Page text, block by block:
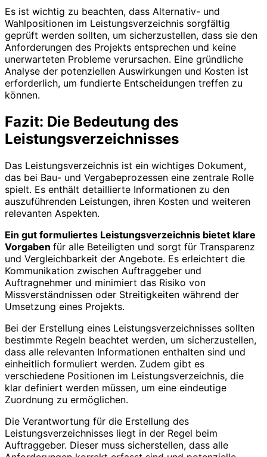
Es ist wichtig zu beachten, dass Alternativ- und
Wahlpositionen im Leistungsverzeichnis sorgfältig
geprüft werden sollten, um sicherzustellen, dass sie den
Anforderungen des Projekts entsprechen und keine
unerwarteten Probleme verursachen. Eine gründliche
Analyse der potenziellen Auswirkungen und Kosten ist
erforderlich, um fundierte Entscheidungen treffen zu
können.
Fazit: Die Bedeutung des
Leistungsverzeichnisses
Das Leistungsverzeichnis ist ein wichtiges Dokument,
das bei Bau- und Vergabeprozessen eine zentrale Rolle
spielt. Es enthält detaillierte Informationen zu den
auszuführenden Leistungen, ihren Kosten und weiteren
relevanten Aspekten.
Ein gut formuliertes Leistungsverzeichnis bietet klare
Vorgaben für alle Beteiligten und sorgt für Transparenz
und Vergleichbarkeit der Angebote. Es erleichtert die
Kommunikation zwischen Auftraggeber und
Auftragnehmer und minimiert das Risiko von
Missverständnissen oder Streitigkeiten während der
Umsetzung eines Projekts.
Bei der Erstellung eines Leistungsverzeichnisses sollten
bestimmte Regeln beachtet werden, um sicherzustellen,
dass alle relevanten Informationen enthalten sind und
einheitlich formuliert werden. Zudem gibt es
verschiedene Positionen im Leistungsverzeichnis, die
klar definiert werden müssen, um eine eindeutige
Zuordnung zu ermöglichen.
Die Verantwortung für die Erstellung des
Leistungsverzeichnisses liegt in der Regel beim
Auftraggeber. Dieser muss sicherstellen, dass alle